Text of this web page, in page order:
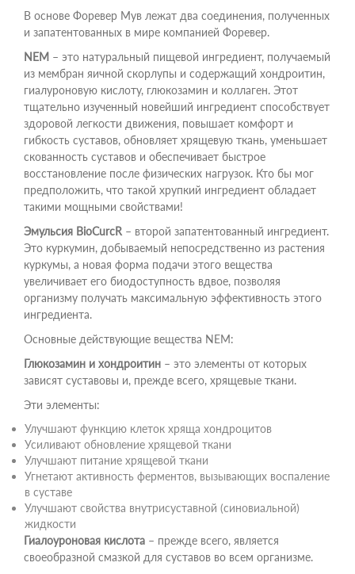
В основе Форевер Мув лежат два соединения, полученных
и запатентованных в мире компанией Форевер.
NEM – это натуральный пищевой ингредиент, получаемый
из мембран яичной скорлупы и содержащий хондроитин,
гиалуроновую кислоту, глюкозамин и коллаген. Этот
тщательно изученный новейший ингредиент способствует
здоровой легкости движения, повышает комфорт и
гибкость суставов, обновляет хрящевую ткань, уменьшает
скованность суставов и обеспечивает быстрое
восстановление после физических нагрузок. Кто бы мог
предположить, что такой хрупкий ингредиент обладает
такими мощными свойствами!
Эмульсия BioCurcR – второй запатентованный ингредиент.
Это куркумин, добываемый непосредственно из растения
куркумы, а новая форма подачи этого вещества
увеличивает его биодоступность вдвое, позволяя
организму получать максимальную эффективность этого
ингредиента.
Основные действующие вещества NEM:
Глюкозамин и хондроитин – это элементы от которых
зависят суставовы и, прежде всего, хрящевые ткани.
Эти элементы:
Улучшают функцию клеток хряща хондроцитов
Усиливают обновление хрящевой ткани
Улучшают питание хрящевой ткани
Угнетают активность ферментов, вызывающих воспаление
в суставе
Улучшают свойства внутрисуставной (синовиальной)
жидкости
Гиалоуроновая кислота – прежде всего, является
своеобразной смазкой для суставов во всем организме.